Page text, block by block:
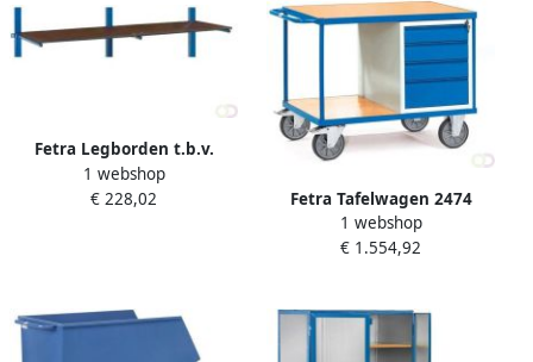
Fetra Legborden t.b.v.
Draagarmwagen 2000 x 600
mm incl.
1 webshop
€ 228,02
Fetra Tafelwagen 2474
Laadvlak 1.000 x 700 mm
1 webshop
€ 1.554,92